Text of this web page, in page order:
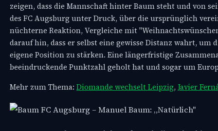
zeigen, dass die Mannschaft hinter Baum steht und von
des FC Augsburg unter Druck, über die ursprünglich
nüchterne Reaktion, Vergleiche mit
darauf hin, dass er selbst eine gewisse Distanz wahrt, um
eigene Position zu stärken. Eine längerfristige
beeindruckende Punktzahl geholt hat und sogar um
Mehr zum Thema: Diomande wechselt Leipzig, Javier